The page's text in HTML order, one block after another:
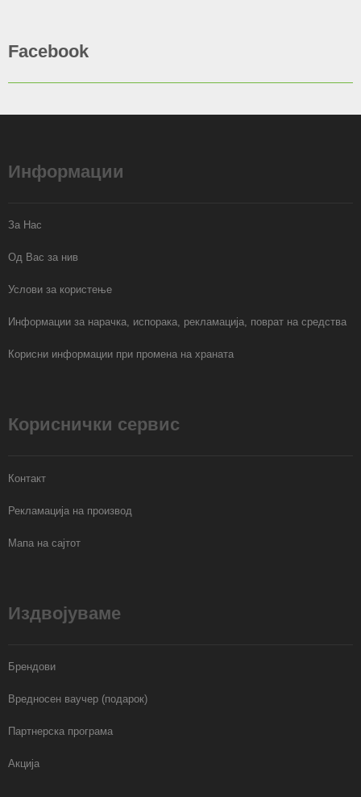
Facebook
Информации
За Нас
Од Вас за нив
Услови за користење
Информации за нарачка, испорака, рекламација, поврат на средства
Корисни информации при промена на храната
Кориснички сервис
Контакт
Рекламација на производ
Мапа на сајтот
Издвојуваме
Брендови
Вредносен ваучер (подарок)
Партнерска програма
Акција